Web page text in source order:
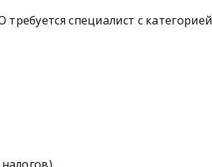
специалист с категорией